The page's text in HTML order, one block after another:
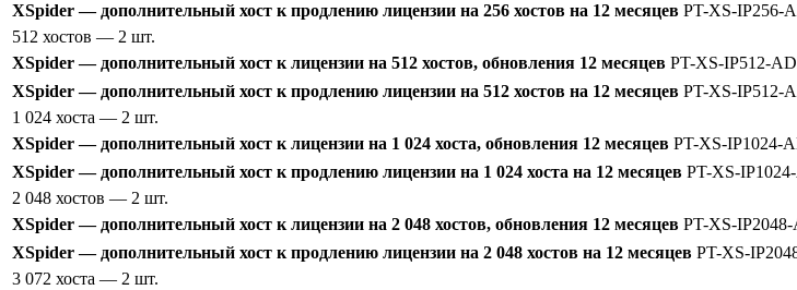
XSpider — дополнительный хост к продлению лицензии на 256 хостов на 12 месяцев PT-XS-IP256-
512 хостов — 2 шт.
XSpider — дополнительный хост к лицензии на 512 хостов, обновления 12 месяцев PT-XS-IP512-
XSpider — дополнительный хост к продлению лицензии на 512 хостов на 12 месяцев PT-XS-IP512-
1 024 хоста — 2 шт.
XSpider — дополнительный хост к лицензии на 1 024 хоста, обновления 12 месяцев PT-XS-IP1024-
XSpider — дополнительный хост к продлению лицензии на 1 024 хоста на 12 месяцев PT-XS-
2 048 хостов — 2 шт.
XSpider — дополнительный хост к лицензии на 2 048 хостов, обновления 12 месяцев PT-XS-
XSpider — дополнительный хост к продлению лицензии на 2 048 хостов на 12 месяцев PT-XS-
3 072 хоста — 2 шт.